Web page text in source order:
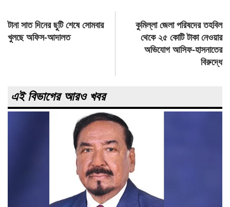
Post
navigation
টানা সাত দিনের ছুটি শেষে সোমবার
খুলছে অফিস-আদালত
কুমিল্লা জেলা পরিষদের তহবিল
থেকে ২৫ কোটি টাকা নেওয়ার
অভিযোগ আসিফ-হাসনাতের
বিরুদ্ধে
এই বিভাগের আরও খবর